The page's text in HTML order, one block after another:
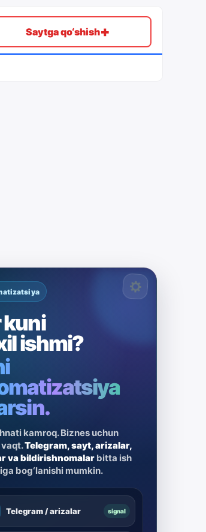
Saytga qo‘shish+
kuni
ishmi?
kamroq. Biznes uchun
vaqt.Telegram, sayt, arizalar,
va bildirishnomalar bitta ish
bog‘lanishi mumkin.
Telegram / arizalar signal